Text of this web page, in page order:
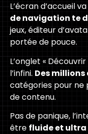
L’écran d’accueil
de navigation te
jeux, éditeur
portée de pouce.
L’onglet «
l’infini. Des
catégories pour ne
de contenu.
Pas de panique,
être fluide et